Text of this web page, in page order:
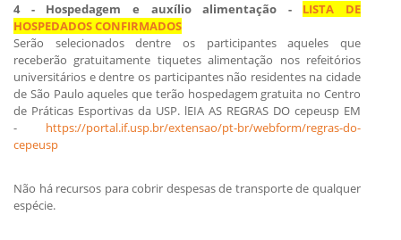
4 - Hospedagem e auxílio alimentação - LISTA DE
HOSPEDADOS CONFIRMADOS
Serão selecionados dentre os participantes aqueles que
receberão gratuitamente tiquetes alimentação nos refeitórios
universitários e dentre os participantes não residentes na cidade
de São Paulo aqueles que terão hospedagem gratuita no Centro
de Práticas Esportivas da USP. lEIA AS REGRAS DO cepeusp EM
- https://portal.if.usp.br/extensao/pt-br/webform/regras-do-
cepeusp
Não há recursos para cobrir despesas de transporte de qualquer
espécie.